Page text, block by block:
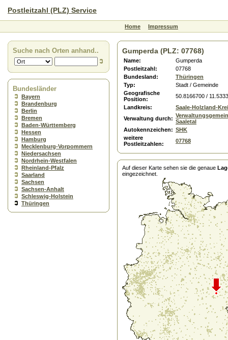
Postleitzahl (PLZ) Service
Home Impressum
Suche nach Orten anhand..
Bundesländer
Bayern
Brandenburg
Berlin
Bremen
Baden-Württemberg
Hessen
Hamburg
Mecklenburg-Vorpommern
Niedersachsen
Nordrhein-Westfalen
Rheinland-Pfalz
Saarland
Sachsen
Sachsen-Anhalt
Schleswig-Holstein
Thüringen
Gumperda (PLZ: 07768)
Name:
Gumperda
Postleitzahl:
07768
Bundesland:
Thüringen
Typ:
Stadt / Gemeinde
Geografische
Position:
50.8166700 /
Landkreis:
Saale-Holzland-
Verwaltung durch: Saaletal
Autokennzeichen: SHK
weitere
Postleitzahlen:
07768
Auf dieser Karte sehen sie die genaue
eingezeichnet.